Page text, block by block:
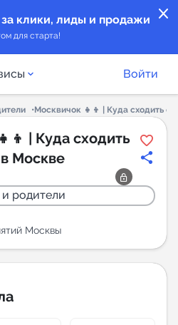
close
клики, лиды и продажи
для старта!
Войти
Москвичок 👧👦 | Куда сходить с
| Куда сходить
Москве
родители
Москвы